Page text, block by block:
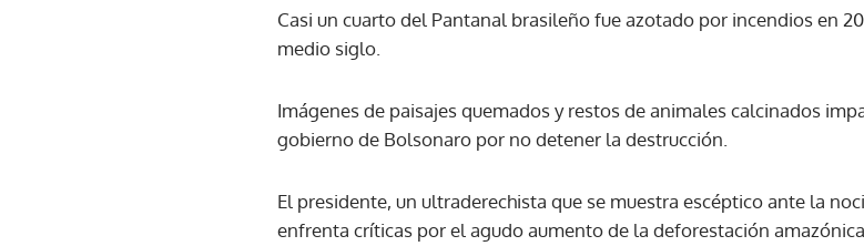
Casi un cuarto del Pantanal brasileño fue azotado por incendios en
medio siglo.
Imágenes de paisajes quemados y restos de animales calcinados
gobierno de Bolsonaro por no detener la destrucción.
El presidente, un ultraderechista que se muestra escéptico ante la
enfrenta críticas por el agudo aumento de la deforestación amazónica.